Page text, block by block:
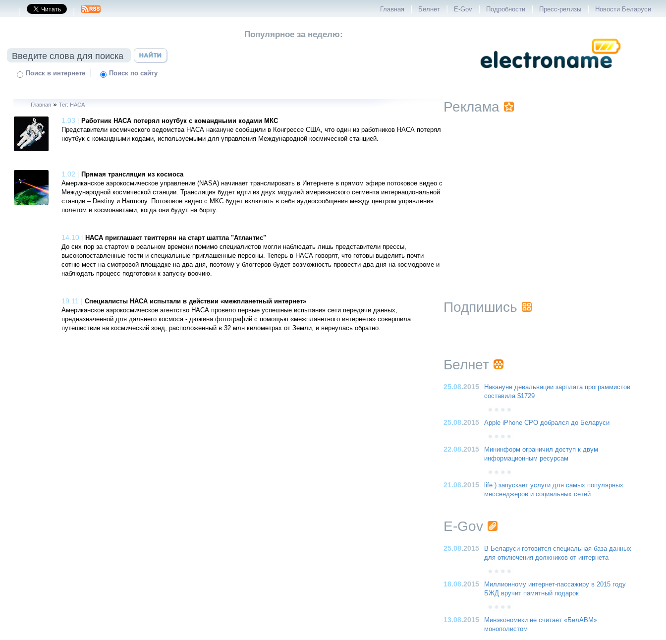
| | Главная | Белнет | E-Gov | Подробности | Пресс-релизы | Новости Беларуси
Поиск в интернете | Поиск по сайту
Популярное за неделю:
Главная » Тег: НАСА
1.03 | Работник НАСА потерял ноутбук с командными кодами МКС
Представители космического ведомства НАСА накануне сообщили в Конгрессе США, что один из работников НАСА потерял
ноутбук с командными кодами, используемыми для управления Международной космической станцией.
1.02 | Прямая трансляция из космоса
Американское аэрокосмическое управление (NASA) начинает транслировать в Интернете в прямом эфире потоковое видео с
Международной космической станции. Трансляция будет идти из двух модулей американского сегмента интернациональной
станции – Destiny и Harmony. Потоковое видео с МКС будет включать в себя аудиосообщения между центром управления
полетом и космонавтами, когда они будут на борту.
14.10 | НАСА приглашает твиттерян на старт шаттла "Атлантис"
До сих пор за стартом в реальном времени помимо специалистов могли наблюдать лишь представители прессы,
высокопоставленные гости и специальные приглашенные персоны. Теперь в НАСА говорят, что готовы выделить почти
сотню мест на смотровой площадке на два дня, поэтому у блоггеров будет возможность провести два дня на космодроме и
наблюдать процесс подготовки к запуску воочию.
19.11 | Специалисты НАСА испытали в действии «межпланетный интернет»
Американское аэрокосмическое агентство НАСА провело первые успешные испытания сети передачи данных,
предназначенной для дальнего космоса - дюжина фотографий с помощью «межпланетного интернета» совершила
путешествие на космический зонд, расположенный в 32 млн километрах от Земли, и вернулась обратно.
Реклама
Подпишись
Белнет
25.08.2015
Накануне девальвации зарплата программистов
составила $1729
25.08.2015 Apple iPhone CPO добрался до Беларуси
22.08.2015
Мининформ ограничил доступ к двум
информационным ресурсам
21.08.2015
life:) запускает услуги для самых популярных
мессенджеров и социальных сетей
E-Gov
25.08.2015
В Беларуси готовится специальная база данных
для отключения должников от интернета
18.08.2015
Миллионному интернет-пассажиру в 2015 году
БЖД вручит памятный подарок
13.08.2015
Минэкономики не считает «БелАВМ»
монополистом